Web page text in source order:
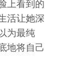
上看到的
活让她深
为最纯
地将自己